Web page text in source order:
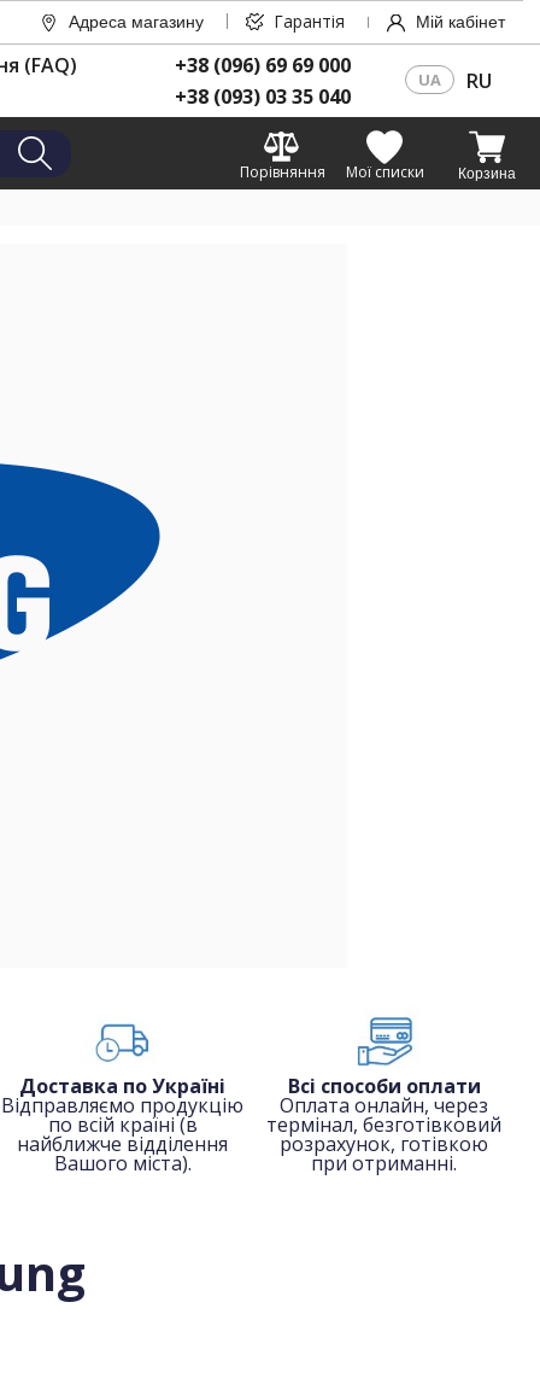
Доставка по Україні
Відправляємо продукцію
по всій країні (в
найближче відділення
Вашого міста).
Всі способи оплати
Оплата онлайн, через
термінал, безготівковий
розрахунок, готівкою
при отриманні.
Адреса магазину Гарантія Мій кабінет
(FAQ)
+38 (096) 69 69 000
+38 (093) 03 35 040
UA RU
Порівняння Мої списки Корзина